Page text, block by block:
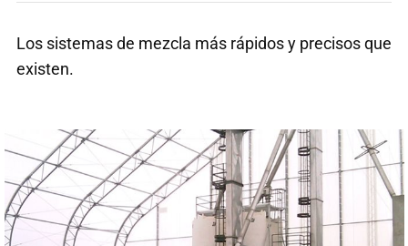
Los sistemas de mezcla más rápidos y precisos que
existen.